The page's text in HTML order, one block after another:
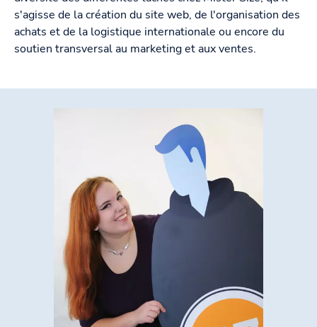
s'agisse de la création du site web, de l'organisation des
achats et de la logistique internationale ou encore du
soutien transversal au marketing et aux ventes.